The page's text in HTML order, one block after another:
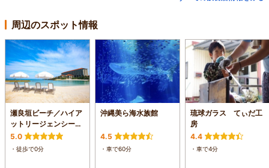
周辺のスポット情報
瀬良垣ビーチ／ハイア
ットリージェンシー瀬
良垣アイランド沖縄
5.0
・徒歩で0分
沖縄美ら海水族館
4.5
・車で60分
琉球ガラス てぃだ工
房
4.4
・車で4分